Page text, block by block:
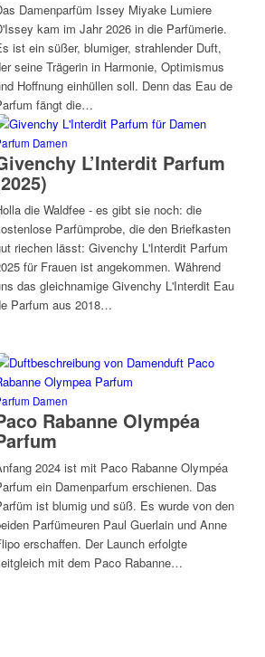
Damenparfüm Issey Miyake Lumiere
kam im Jahr 2026 in die Parfümerie.
ist ein süßer, blumiger, strahlender Duft,
seine Trägerin in Harmonie, Optimismus
Hoffnung einhüllen soll. Denn das Eau de
fängt die…
Damen
L’Interdit Parfum
die Waldfee - es gibt sie noch: die
Parfümprobe, die den Briefkasten
riechen lässt: Givenchy L'Interdit Parfum
für Frauen ist angekommen. Während
das gleichnamige Givenchy L'Interdit Eau
Parfum aus 2018…
Damen
Rabanne Olympéa
2024 ist mit Paco Rabanne Olympéa
ein Damenparfum erschienen. Das
ist blumig und süß. Es wurde von den
Parfümeuren Paul Guerlain und Anne
erschaffen. Der Launch erfolgte
mit dem Paco Rabanne…